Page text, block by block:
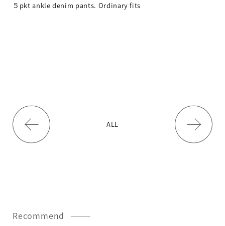
５ pkt ankle denim pants. Ordinary fits
ALL
Recommend